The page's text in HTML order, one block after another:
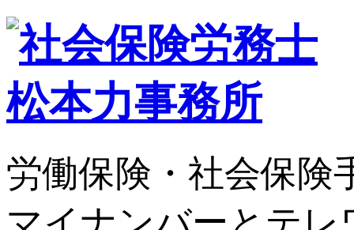
労働保険・社会保険